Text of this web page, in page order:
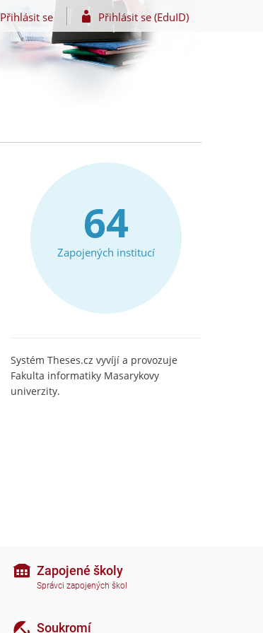
Přihlásit se Přihlásit se (EduID)
64
Zapojených institucí
Systém Theses.cz vyvíjí a provozuje
Fakulta informatiky Masarykovy
univerzity.
Zapojené školy
Správci zapojených škol
Soukromí